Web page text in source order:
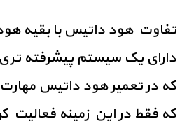
تفاوت هود داتیس با بقیه
دارای یک سیستم پیشرفته
که در تعمیر هود داتیس
که فقط در این زمینه فعالیت